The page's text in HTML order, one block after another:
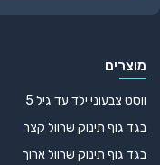
מוצרים
ווסט צבעוני ילד עד גיל 5
בגד גוף תינוק שרוול קצר
בגד גוף תינוק שרוול ארוך